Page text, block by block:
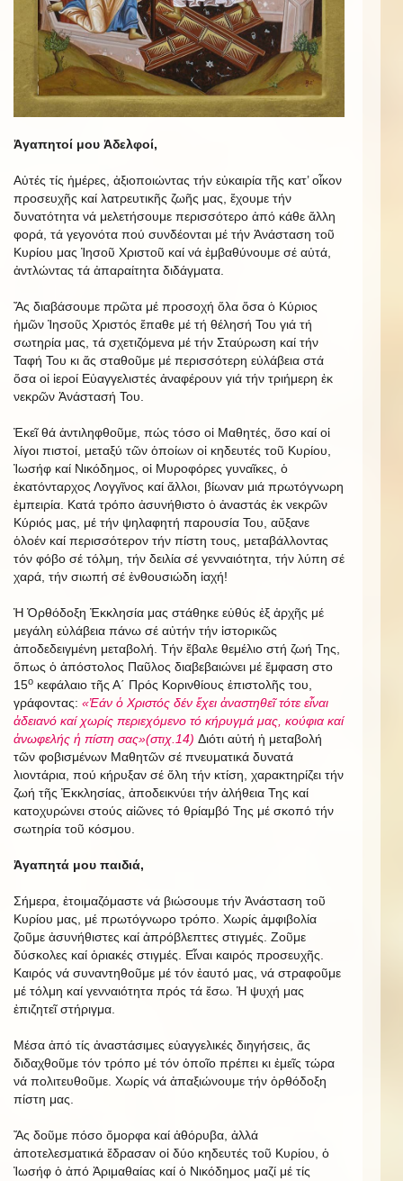
Ἀγαπητοί μου Ἀδελφοί,
Αὐτές τίς ἡμέρες, ἀξιοποιώντας τήν εὐκαιρία τῆς κατ’ οἶκον
προσευχῆς καί λατρευτικῆς ζωῆς μας, ἔχουμε τήν
δυνατότητα νά μελετήσουμε περισσότερο ἀπό κάθε ἄλλη
φορά, τά γεγονότα πού συνδέονται μέ τήν Ἀνάσταση τοῦ
Κυρίου μας Ἰησοῦ Χριστοῦ καί νά ἐμβαθύνουμε σέ αὐτά,
ἀντλώντας τά ἀπαραίτητα διδάγματα.
Ἄς διαβάσουμε πρῶτα μέ προσοχή ὅλα ὅσα ὁ Κύριος
ἡμῶν Ἰησοῦς Χριστός ἔπαθε μέ τή θέλησή Του γιά τή
σωτηρία μας, τά σχετιζόμενα μέ τήν Σταύρωση καί τήν
Ταφή Του κι ἄς σταθοῦμε μέ περισσότερη εὐλάβεια στά
ὅσα οἱ ἱεροί Εὐαγγελιστές ἀναφέρουν γιά τήν τριήμερη ἐκ
νεκρῶν Ἀνάστασή Του.
Ἐκεῖ θά ἀντιληφθοῦμε, πώς τόσο οἱ Μαθητές, ὅσο καί οἱ
λίγοι πιστοί, μεταξύ τῶν ὁποίων οἱ κηδευτές τοῦ Κυρίου,
Ἰωσήφ καί Νικόδημος, οἱ Μυροφόρες γυναῖκες, ὁ
ἑκατόνταρχος Λογγῖνος καί ἄλλοι, βίωναν μιά πρωτόγνωρη
ἐμπειρία. Κατά τρόπο ἀσυνήθιστο ὁ ἀναστάς ἐκ νεκρῶν
Κύριός μας, μέ τήν ψηλαφητή παρουσία Του, αὔξανε
ὁλοέν καί περισσότερον τήν πίστη τους, μεταβάλλοντας
τόν φόβο σέ τόλμη, τήν δειλία σέ γενναιότητα, τήν λύπη σέ
χαρά, τήν σιωπή σέ ἐνθουσιώδη ἰαχή!
Ἡ Ὀρθόδοξη Ἐκκλησία μας στάθηκε εὐθύς ἐξ ἀρχῆς μέ
μεγάλη εὐλάβεια πάνω σέ αὐτήν τήν ἱστορικῶς
ἀποδεδειγμένη μεταβολή. Τήν ἔβαλε θεμέλιο στή ζωή Της,
ὅπως ὁ ἀπόστολος Παῦλος διαβεβαιώνει μέ ἔμφαση στο
15ο κεφάλαιο τῆς Α΄ Πρός Κορινθίους ἐπιστολῆς του,
γράφοντας: «Ἐάν ὁ Χριστός δέν ἔχει ἀναστηθεῖ τότε εἶναι
ἀδειανό καί χωρίς περιεχόμενο τό κήρυγμά μας, κούφια καί
ἀνωφελής ἡ πίστη σας»(στιχ.14) Διότι αὐτή ἡ μεταβολή
τῶν φοβισμένων Μαθητῶν σέ πνευματικά δυνατά
λιοντάρια, πού κήρυξαν σέ ὅλη τήν κτίση, χαρακτηρίζει τήν
ζωή τῆς Ἐκκλησίας, ἀποδεικνύει τήν ἀλήθεια Της καί
κατοχυρώνει στούς αἰῶνες τό θρίαμβό Της μέ σκοπό τήν
σωτηρία τοῦ κόσμου.
Ἀγαπητά μου παιδιά,
Σήμερα, ἐτοιμαζόμαστε νά βιώσουμε τήν Ἀνάσταση τοῦ
Κυρίου μας, μέ πρωτόγνωρο τρόπο. Χωρίς ἀμφιβολία
ζοῦμε ἀσυνήθιστες καί ἀπρόβλεπτες στιγμές. Ζοῦμε
δύσκολες καί ὁριακές στιγμές. Εἶναι καιρός προσευχῆς.
Καιρός νά συναντηθοῦμε μέ τόν ἑαυτό μας, νά στραφοῦμε
μέ τόλμη καί γενναιότητα πρός τά ἔσω. Ἡ ψυχή μας
ἐπιζητεῖ στήριγμα.
Μέσα ἀπό τίς ἀναστάσιμες εὐαγγελικές διηγήσεις, ἄς
διδαχθοῦμε τόν τρόπο μέ τόν ὁποῖο πρέπει κι ἐμεῖς τώρα
νά πολιτευθοῦμε. Χωρίς νά ἀπαξιώνουμε τήν ὀρθόδοξη
πίστη μας.
Ἄς δοῦμε πόσο ὄμορφα καί ἀθόρυβα, ἀλλά
ἀποτελεσματικά ἔδρασαν οἱ δύο κηδευτές τοῦ Κυρίου, ὁ
Ἰωσήφ ὁ ἀπό Ἀριμαθαίας καί ὁ Νικόδημος μαζί μέ τίς